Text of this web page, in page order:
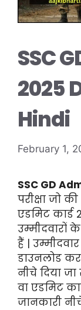
SSC
2025
Hindi
February 1,
SSC GD
परीक्षा जो
एडमिट कार्ड
उम्मीदवारों
हैं |
डाउनलोड
नीचे दिया
वा एडमिट
जानकारी